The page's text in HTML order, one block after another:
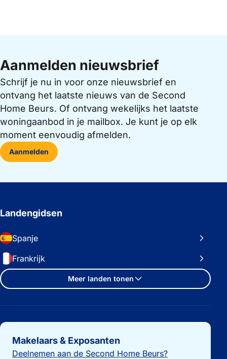
Aanmelden nieuwsbrief
Schrijf je nu in voor onze nieuwsbrief en
ontvang het laatste nieuws van de Second
Home Beurs. Of ontvang wekelijks het laatste
woningaanbod in je mailbox. Je kunt je op elk
moment eenvoudig afmelden.
Aanmelden
Landengidsen
Spanje
Frankrijk
Meer landen tonen
Belangrijke links
Makelaars & Exposanten
Deelnemen aan de Second Home Beurs?